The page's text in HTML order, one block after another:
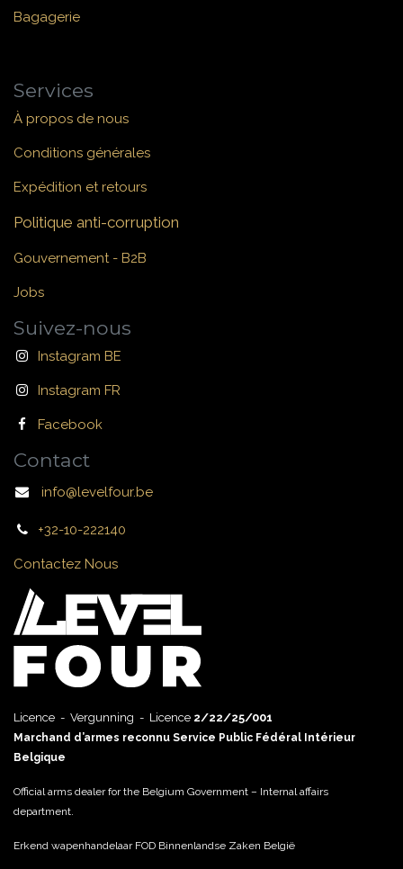
Bagagerie
Services
À propos de nous
Conditions générales
Expédition et retours
Politique anti-corruption
Gouvernement - B2B
Jobs
Suivez-nous
Instagram BE
Instagram FR
Facebook
Contact
info@levelfour.be
+32-10-222140
Contactez Nous
Licence - Vergunning - Licence 2/22/25/001
Marchand d’armes reconnu Service Public Fédéral Intérieur
Belgique
Official arms dealer for the Belgium Government – Internal affairs
department.
Erkend wapenhandelaar FOD Binnenlandse Zaken België